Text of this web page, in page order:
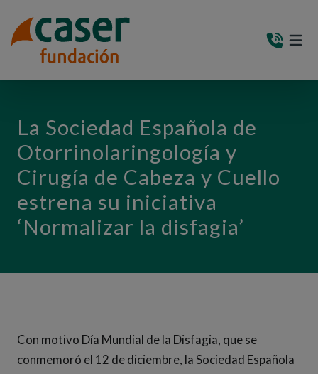
La Sociedad Española de
Otorrinolaringología y
Cirugía de Cabeza y Cuello
estrena su iniciativa
‘Normalizar la disfagia’
Con motivo Día Mundial de la Disfagia, que se
conmemoró el 12 de diciembre, la Sociedad Española